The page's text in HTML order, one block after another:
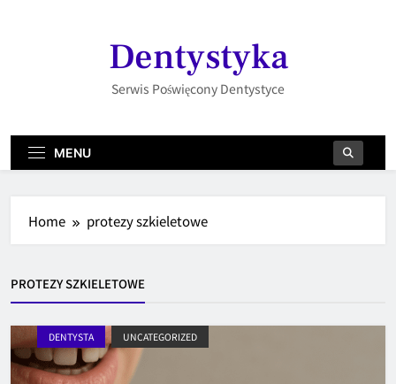
Dentystyka
Serwis Poświęcony Dentystyce
MENU
Home protezy szkieletowe
PROTEZY SZKIELETOWE
DENTYSTA UNCATEGORIZED